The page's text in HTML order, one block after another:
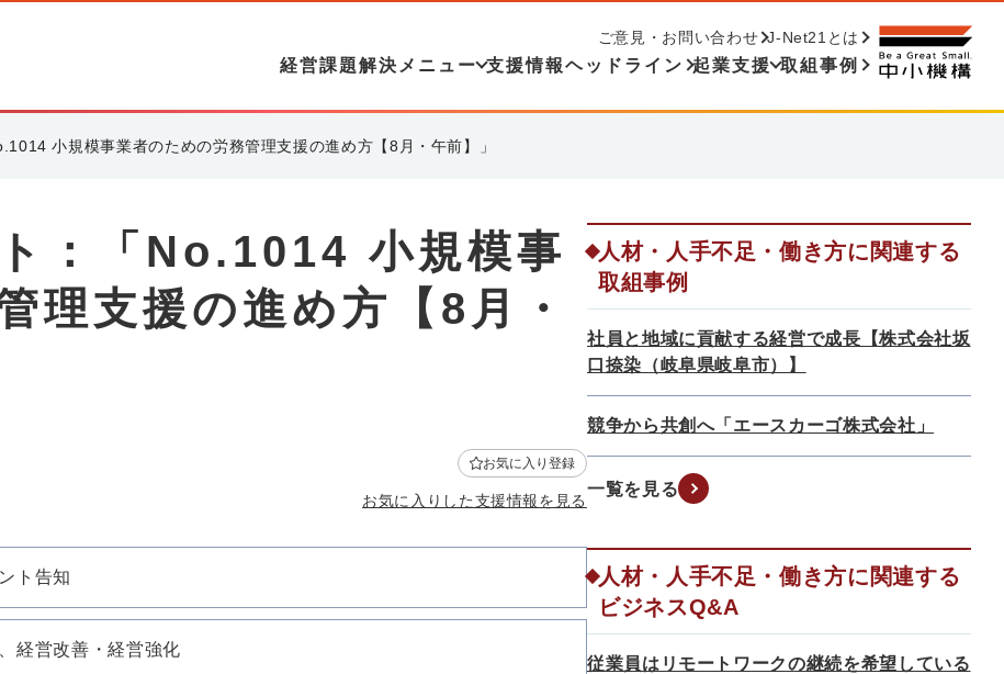
経営課題解決メニュー 支援情報ヘッドライン 起業支援 取組事例
ご意見・お問い合わせ J-Net21とは
小規模事業者のための労務管理支援の進め方【8月・午前】」
：「No.1014 小規模事
理支援の進め方【8月・
お気に入り登録
お気に入りした支援情報を見る
ト告知
経営改善・経営強化
人材・人手不足・働き方に関連する
取組事例
社員と地域に貢献する経営で成長【株式会社坂
口捺染（岐阜県岐阜市）】
競争から共創へ「エースカーゴ株式会社」
一覧を見る
人材・人手不足・働き方に関連する
ビジネスQ&A
従業員はリモートワークの継続を希望している